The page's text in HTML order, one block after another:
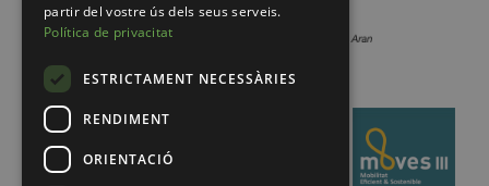
partir del vostre ús dels seus serveis.
Política de privacitat
ESTRICTAMENT NECESSÀRIES
RENDIMENT
ORIENTACIÓ